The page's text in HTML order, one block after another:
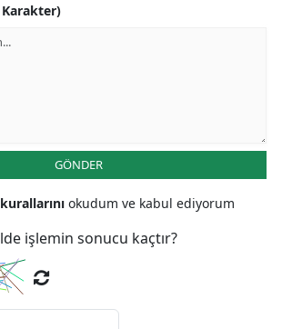
Karakter)
GÖNDER
okudum ve kabul ediyorum
işlemin sonucu kaçtır?